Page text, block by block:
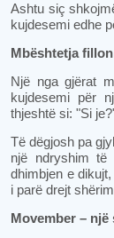
Ashtu siç
kujdesemi edhe
Mbështetja
Një nga gjërat
kujdesemi për
thjeshtë si: "Si
Të dëgjosh pa
një ndryshim të
dhimbjen e
i parë drejt
Movember –